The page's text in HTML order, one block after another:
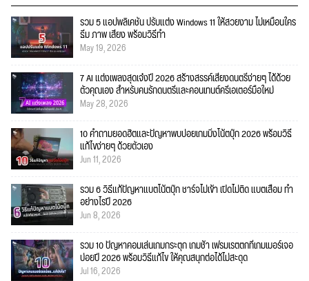
รวม 5 แอปพลิเคชัน ปรับแต่ง Windows 11 ให้สวยงาม ไม่เหมือนใคร
ธีม ภาพ เสียง พร้อมวิธีทำ
May 19, 2026
7 AI แต่งเพลงสุดเจ๋งปี 2026 สร้างสรรค์เสียงดนตรีง่ายๆ ได้ด้วย
ตัวคุณเอง สำหรับคนรักดนตรีและคอนเทนต์ครีเอเตอร์มือใหม่
May 28, 2026
10 คำถามยอดฮิตและปัญหาพบบ่อยเกมมิ่งโน้ตบุ๊ก 2026 พร้อมวิธี
แก้ไขง่ายๆ ด้วยตัวเอง
Jun 11, 2026
รวม 6 วิธีแก้ปัญหาแบตโน้ตบุ๊ก ชาร์จไม่เข้า เปิดไม่ติด แบตเสื่อม ทำ
อย่างไรปี 2026
Jun 8, 2026
รวม 10 ปัญหาคอมเล่นเกมกระตุก เกมช้า เฟรมเรตตกที่เกมเมอร์เจอ
บ่อยปี 2026 พร้อมวิธีแก้ไข ให้คุณสนุกต่อได้ไม่สะดุด
Jul 16, 2026